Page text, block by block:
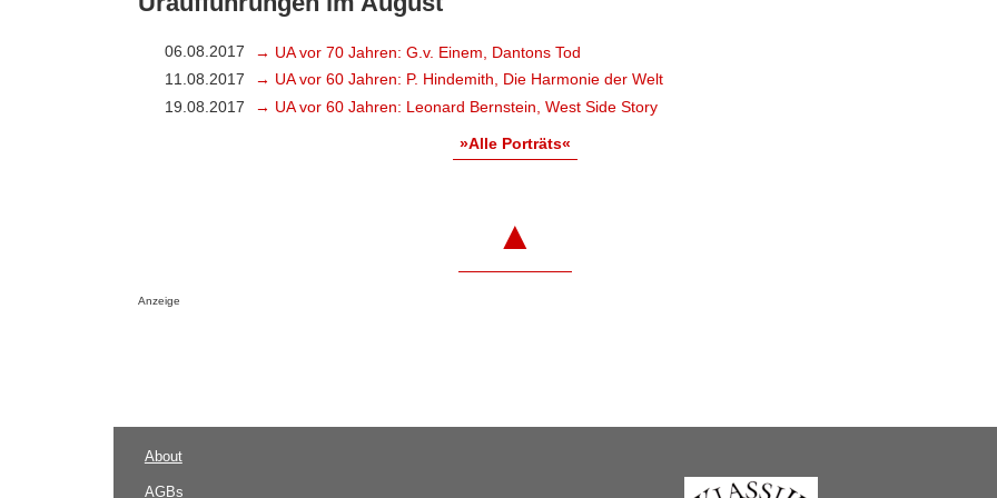
06.08.2017
→ UA vor 70 Jahren: G.v. Einem, Dantons Tod
11.08.2017
→ UA vor 60 Jahren: P. Hindemith, Die Harmonie der Welt
19.08.2017
→ UA vor 60 Jahren: Leonard Bernstein, West Side Story
»Alle Porträts«
▲
Anzeige
About
AGBs